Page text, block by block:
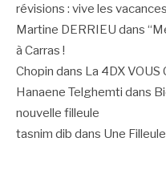
révisions : vive les
Martine DERRIEU dans
à Carras !
Chopin dans La 4DX VOUS
Hanaene Telghemti dans
nouvelle filleule
tasnim dib dans Une